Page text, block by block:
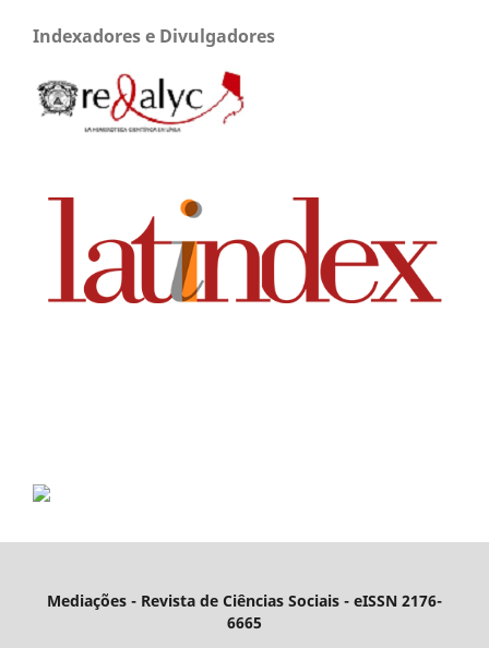
Indexadores e Divulgadores
Mediações - Revista de Ciências Sociais - eISSN 2176-
6665